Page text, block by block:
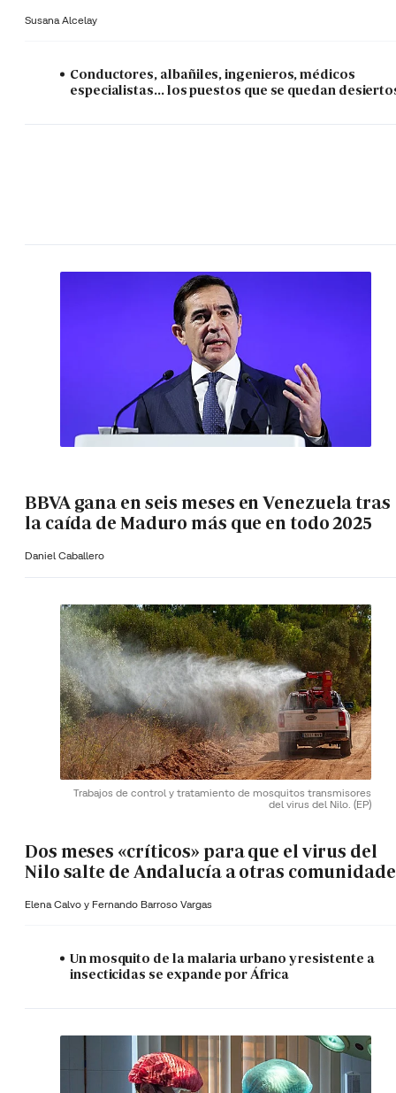
Susana Alcelay
Conductores, albañiles, ingenieros, médicos
especialistas... los puestos que se quedan
BBVA gana en seis meses en Venezuela tras
la caída de Maduro más que en todo 2025
Daniel Caballero
Trabajos de control y tratamiento de mosquitos transmisores
del virus del Nilo. (EP)
Dos meses «críticos» para que el virus del
Nilo salte de Andalucía a otras
Elena Calvo y Fernando Barroso Vargas
Un mosquito de la malaria urbano y resistente a
insecticidas se expande por África